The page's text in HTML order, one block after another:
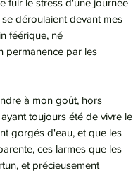
fuir le stress d'une journée
déroulaient devant mes
féérique, né
permanence par les
à mon goût, hors
toujours été de vivre le
gorgés d'eau, et que les
ces larmes que les
et précieusement